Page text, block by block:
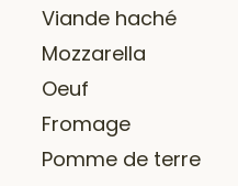
Viande haché
Mozzarella
Oeuf
Fromage
Pomme de terre